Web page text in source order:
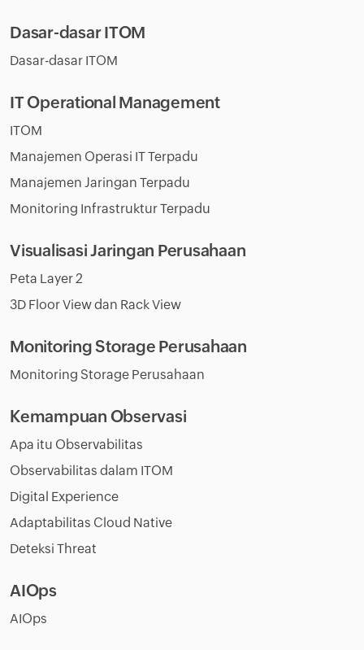
Dasar-dasar ITOM
Dasar-dasar ITOM
IT Operational Management
ITOM
Manajemen Operasi IT Terpadu
Manajemen Jaringan Terpadu
Monitoring Infrastruktur Terpadu
Visualisasi Jaringan Perusahaan
Peta Layer 2
3D Floor View dan Rack View
Monitoring Storage Perusahaan
Monitoring Storage Perusahaan
Kemampuan Observasi
Apa itu Observabilitas
Observabilitas dalam ITOM
Digital Experience
Adaptabilitas Cloud Native
Deteksi Threat
AIOps
AIOps